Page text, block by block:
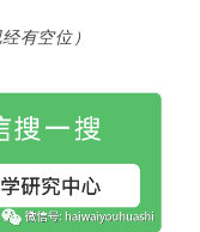
有空位）